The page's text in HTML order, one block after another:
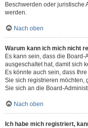
Beschwerden oder juristische
werden.
Nach oben
Warum kann ich mich nicht
Es kann sein, dass die
ausgeschaltet hat, damit sich
Es könnte auch sein, dass
Sie sich registrieren möchten,
Sie sich an die Board-
Nach oben
Ich habe mich registriert,